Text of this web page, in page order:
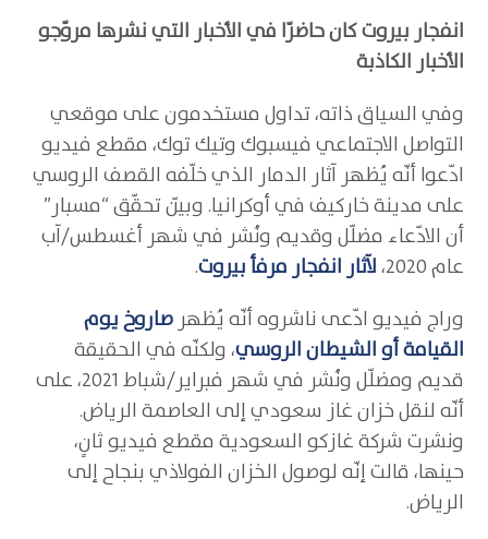
انفجار بيروت كان حاضرّا في الأخبار التي نشرها مروّجو
الأخبار الكاذبة
وفي السياق ذاته، تداول مستخدمون على موقعي
التواصل الاجتماعي فيسبوك وتيك توك، مقطع فيديو
ادّعوا أنّه يُظهر آثار الدمار الذي خلّفه القصف الروسي
على مدينة خاركيف في أوكرانيا. وبيّن تحقّق “مسبار”
أن الادّعاء مضلّل وقديم ونُشر في شهر أغسطس/آب
عام 2020،
لآثار انفجار مرفأ بيروت.
وراج فيديو ادّعى ناشروه أنّه يُظهرصاروخ يوم
القيامة أو الشيطان الروسي، ولكنّه في الحقيقة
قديم ومضلّل ونُشر في شهر فبراير/شباط 2021، على
أنّه لنقل خزان غاز سعودي إلى العاصمة الرياض.
ونشرت شركة غازكو السعودية مقطع فيديو ثانٍ،
حينها، قالت إنّه لوصول الخزان الفولاذي بنجاح إلى
الرياض.